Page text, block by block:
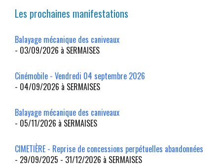
Les prochaines manifestations
Balayage mécanique des caniveaux
- 03/09/2026 à SERMAISES
Cinémobile - Vendredi 04 septembre 2026
- 04/09/2026 à SERMAISES
Balayage mécanique des caniveaux
- 05/11/2026 à SERMAISES
CIMETIÈRE - Reprise de concessions perpétuelles abandonnées
- 29/09/2025 - 31/12/2026 à SERMAISES